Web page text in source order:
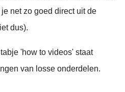
net zo goed direct uit de
dus).
'how to videos' staat
van losse onderdelen.